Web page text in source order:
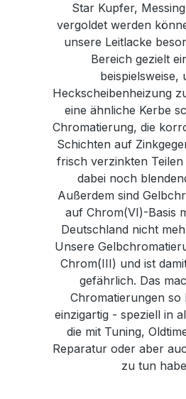
Star Kupfer,
vergoldet werden
unsere Leitlacke
Bereich gezielt
beispielsweise,
Heckscheibenheizung
eine ähnliche Kerbe
Chromatierung, die
Schichten auf
frisch verzinkten
dabei noch
Außerdem sind
auf Chrom(VI)-Basis
Deutschland nicht
Unsere
Chrom(III) und ist
gefährlich. Das
Chromatierungen so
einzigartig - speziell in
die mit Tuning,
Reparatur oder aber
zu tun